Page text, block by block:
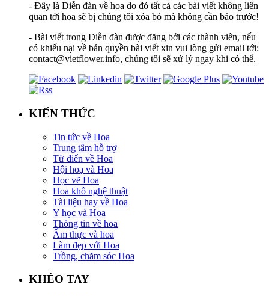
- Đây là Diễn đàn về hoa do đó tất cả các bài viết không liên
quan tới hoa sẽ bị chúng tôi xóa bỏ mà không cần báo trước!
- Bài viết trong Diễn đàn được đăng bởi các thành viên, nếu
có khiếu nại về bản quyền bài viết xin vui lòng gửi email tới:
contact@vietflower.info, chúng tôi sẽ xử lý ngay khi có thể.
KIẾN THỨC
Tin tức về Hoa
Trung tâm hỗ trợ
Từ điển về Hoa
Hội hoạ và Hoa
Học vẽ Hoa
Hoa khô nghệ thuật
Tài liệu hay về Hoa
Y học và Hoa
Thông tin về hoa
Ẩm thực và hoa
Làm đẹp với Hoa
Trồng, chăm sóc Hoa
KHÉO TAY